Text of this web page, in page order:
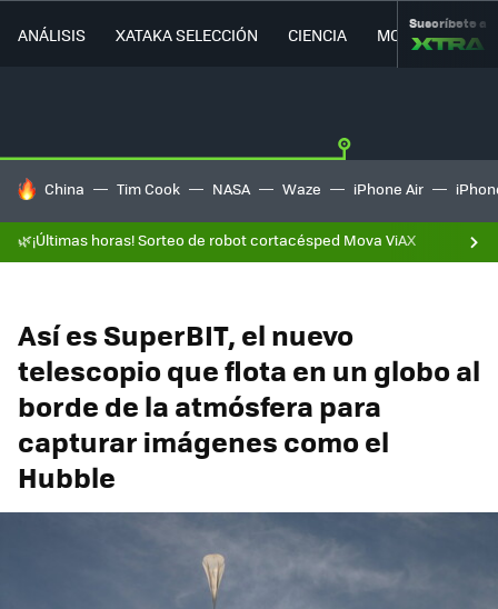
ANÁLISIS XATAKA SELECCIÓN CIENCIA MOVILIDAD
Suscríbete a
HOY SE HABLA DE
China Tim Cook NASA Waze iPhone Air
🌿¡Últimas horas! Sorteo de robot cortacésped Mova ViAX
Así es SuperBIT, el nuevo
telescopio que flota en un globo al
borde de la atmósfera para
capturar imágenes como el
Hubble